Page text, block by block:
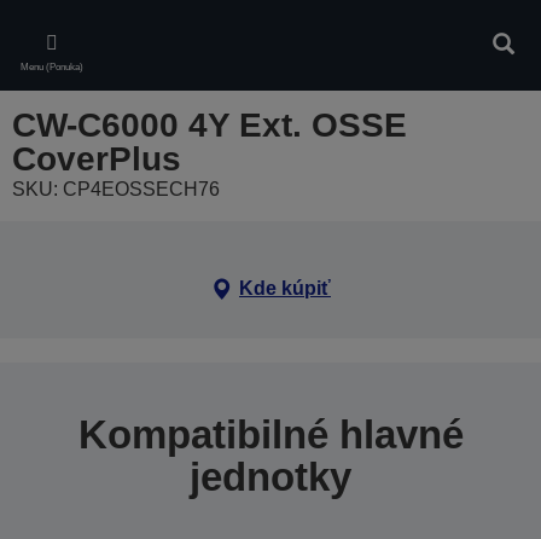
main
content
Menu (Ponuka)
CW-C6000 4Y Ext. OSSE
CoverPlus
SKU: CP4EOSSECH76
Kde kúpiť
Kompatibilné hlavné
jednotky